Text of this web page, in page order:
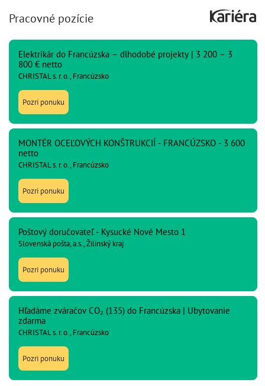
Pracovné pozície
Elektrikár do Francúzska – dlhodobé projekty | 3 200 – 3
800 € netto
CHRISTAL s. r. o., Francúzsko
Pozri ponuku
MONTÉR OCEĽOVÝCH KONŠTRUKCIÍ - FRANCÚZSKO - 3 600
netto
CHRISTAL s. r. o., Francúzsko
Pozri ponuku
Poštový doručovateľ - Kysucké Nové Mesto 1
Slovenská pošta, a.s., Žilinský kraj
Pozri ponuku
Hľadáme zváračov CO₂ (135) do Francúzska | Ubytovanie
zdarma
CHRISTAL s. r. o., Francúzsko
Pozri ponuku